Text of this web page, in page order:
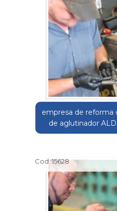
empresa de reforma
de aglutinador
Cod.:15628